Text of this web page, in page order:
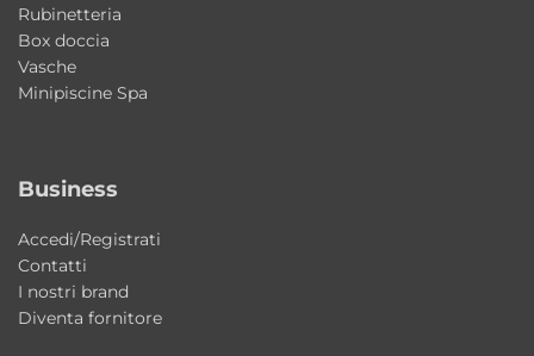
Caratteristiche principali
Tipologia: lavabo da appoggio
Collezione: ON
Installazione: da appoggio
Stile: moderno contemporaneo / minimal
Produzione: Made in Italy
Rubinetteria
Box doccia
Vasche
Minipiscine Spa
Business
Accedi/Registrati
Contatti
I nostri brand
Diventa fornitore